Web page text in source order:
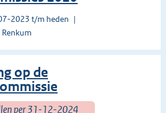
2023 t/m heden
op de
per 31-12-2024